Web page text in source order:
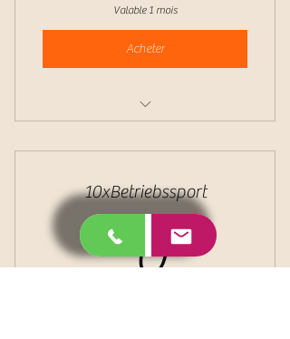
Valable 1 mois
Acheter
10xBetriebssport
00€